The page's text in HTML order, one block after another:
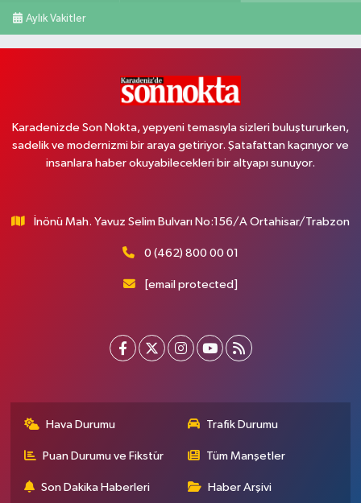
Aylık Vakitler
Karadenizde Son Nokta, yepyeni temasıyla sizleri buluştururken,
sadelik ve modernizmi bir araya getiriyor. Şatafattan kaçınıyor ve
insanlara haber okuyabilecekleri bir altyapı sunuyor.
İnönü Mah. Yavuz Selim Bulvarı No:156/A Ortahisar/Trabzon
0 (462) 800 00 01
[email protected]
Hava Durumu Trafik Durumu
Puan Durumu ve Fikstür Tüm Manşetler
Son Dakika Haberleri Haber Arşivi